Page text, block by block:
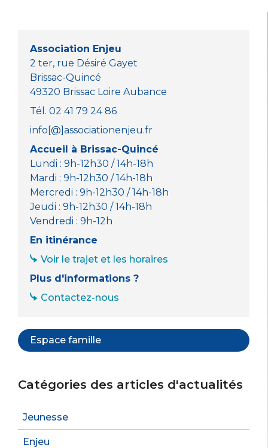
o
k
p er
Association Enjeu
2 ter, rue Désiré Gayet
Brissac-Quincé
49320 Brissac Loire Aubance
Tél. 02 41 79 24 86
info[@]associationenjeu.fr
Accueil à Brissac-Quincé
Lundi : 9h-12h30 / 14h-18h
Mardi : 9h-12h30 / 14h-18h
Mercredi : 9h-12h30 / 14h-18h
Jeudi : 9h-12h30 / 14h-18h
Vendredi : 9h-12h
En itinérance
Voir le trajet et les horaires
Plus d'informations ?
Contactez-nous
Espace famille
Catégories des articles d'actualités
Jeunesse
Enjeu